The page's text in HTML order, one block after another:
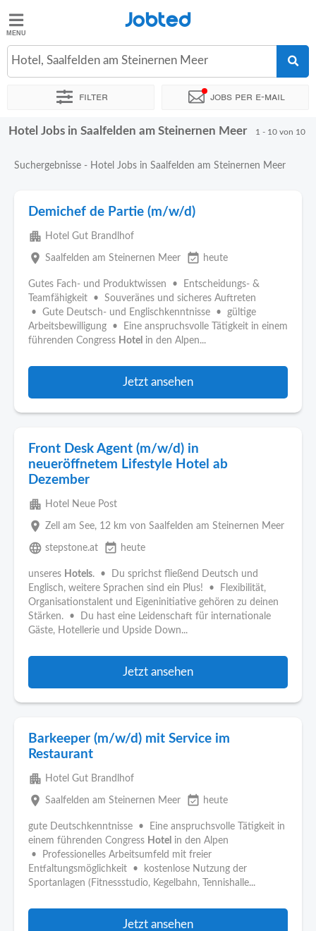
Jobted
Jobs
Jobted
Hotel, Saalfelden am Steinernen Meer
Filter Jobs per e-mail
Sortieren nach Genauer Standort Unternehmen
Hotel Jobs in Saalfelden am Steinernen Meer 1 - 10 von 10
Suchergebnisse - Hotel Jobs in Saalfelden am Steinernen Meer
Demichef de Partie (m/w/d)
apartment Hotel Gut Brandlhof
place Saalfelden am Steinernen Meer event_available heute
Gutes Fach- und Produktwissen • Entscheidungs- &
Teamfähigkeit • Souveränes und sicheres Auftreten
• Gute Deutsch- und Englischkenntnisse • gültige
Arbeitsbewilligung • Eine anspruchsvolle Tätigkeit in einem
führenden Congress Hotel in den Alpen...
Jetzt ansehen
Front Desk Agent (m/w/d) in
neueröffnetem Lifestyle Hotel ab
Dezember
apartment Hotel Neue Post
place Zell am See, 12 km von Saalfelden am Steinernen Meer
language stepstone.at event_available heute
unseres Hotels. • Du sprichst fließend Deutsch und
Englisch, weitere Sprachen sind ein Plus! • Flexibilität,
Organisationstalent und Eigeninitiative gehören zu deinen
Stärken. • Du hast eine Leidenschaft für internationale
Gäste, Hotellerie und Upside Down...
Jetzt ansehen
Barkeeper (m/w/d) mit Service im
Restaurant
apartment Hotel Gut Brandlhof
place Saalfelden am Steinernen Meer event_available heute
gute Deutschkenntnisse • Eine anspruchsvolle Tätigkeit in
einem führenden Congress Hotel in den Alpen
• Professionelles Arbeitsumfeld mit freier
Entfaltungsmöglichkeit • kostenlose Nutzung der
Sportanlagen (Fitnessstudio, Kegelbahn, Tennishalle...
Jetzt ansehen